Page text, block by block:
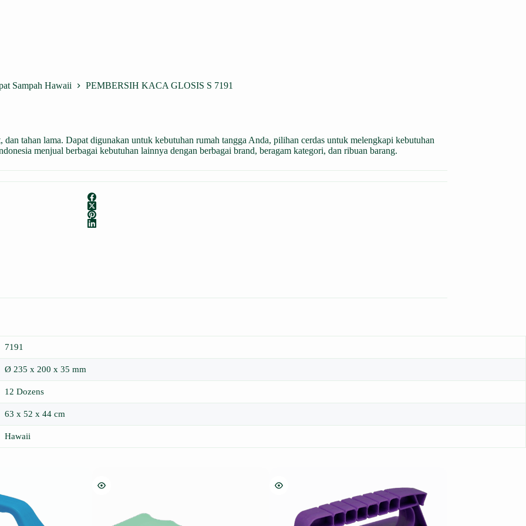
Sampah Hawaii PEMBERSIH KACA GLOSIS S 7191
tahan lama. Dapat digunakan untuk kebutuhan rumah tangga Anda, pilihan cerdas untuk melengkapi kebutuhan
menjual berbagai kebutuhan lainnya dengan berbagai brand, beragam kategori, dan ribuan barang.
7191
Ø 235 x 200 x 35 mm
12 Dozens
63 x 52 x 44 cm
Hawaii